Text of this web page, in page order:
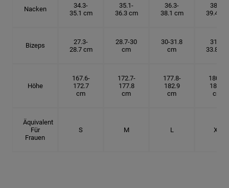
Nacken
34.3-
35.1 cm
35.1-
36.3 cm
36.3-
38.1 cm
38.1-
39.4 cm
Bizeps
27.3-
28.7 cm
28.7-30
cm
30-31.8
cm
31.8-
33.8 cm
Höhe
167.6-
172.7
cm
172.7-
177.8
cm
177.8-
182.9
cm
180.3-
185.5
cm
Äquivalent
Für
Frauen
S M L XL